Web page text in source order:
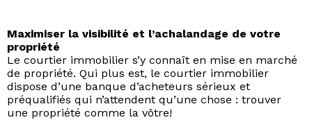
Maximiser la visibilité et l’achalandage de votre
propriété
Le courtier immobilier s’y connaît en mise en marché
de propriété. Qui plus est, le courtier immobilier
dispose d’une banque d’acheteurs sérieux et
préqualifiés qui n’attendent qu’une chose : trouver
une propriété comme la vôtre!